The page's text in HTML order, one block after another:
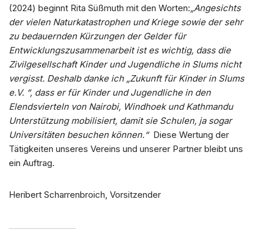
(2024) beginnt Rita Süßmuth mit den Worten:„Angesichts
der vielen Naturkatastrophen und Kriege sowie der sehr
zu bedauernden Kürzungen der Gelder für
Entwicklungszusammenarbeit ist es wichtig, dass die
Zivilgesellschaft Kinder und Jugendliche in Slums nicht
vergisst. Deshalb danke ich „Zukunft für Kinder in Slums
e.V. “, dass er für Kinder und Jugendliche in den
Elendsvierteln von Nairobi, Windhoek und Kathmandu
Unterstützung mobilisiert, damitsie Schulen, ja sogar
Universitäten besuchen können.“ Diese Wertung der
Tätigkeiten unseres Vereins und unserer Partner bleibt uns
ein Auftrag.
Heribert Scharrenbroich, Vorsitzender